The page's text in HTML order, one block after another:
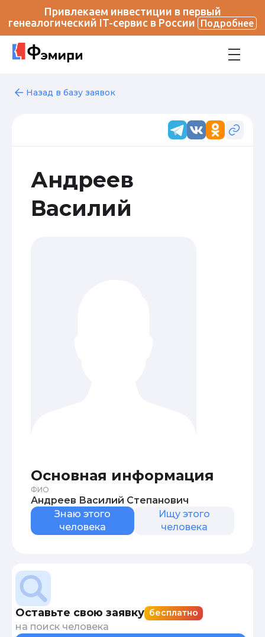
Привлекаем инвестиции в первый
генеалогический IT-сервис в России
Подробнее
Назад в базу заявок
Андреев
Василий
Основная информация
ФИО
Андреев Василий Степанович
Знаю этого
человека
Ищу этого
человека
Оставьте свою заявку бесплатно
на поиск человека